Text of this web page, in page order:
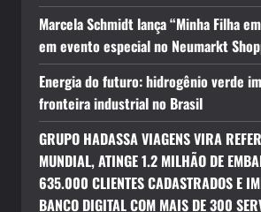
Marcela Schmidt lança “Minha Filha
em evento especial no Neumarkt
Energia do futuro: hidrogênio verde
fronteira industrial no Brasil
GRUPO HADASSA VIAGENS VIRA
MUNDIAL, ATINGE 1.2 MILHÃO DE
635.000 CLIENTES CADASTRADOS E
BANCO DIGITAL COM MAIS DE 300